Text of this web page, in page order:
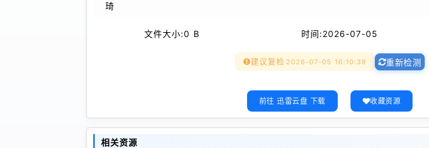
琦
文件大小:0 B 时间:2026-07-05
建议复检 2026-07-05 16:10:39 重新检测
前往 迅雷云盘 下载 收藏资源
相关资源